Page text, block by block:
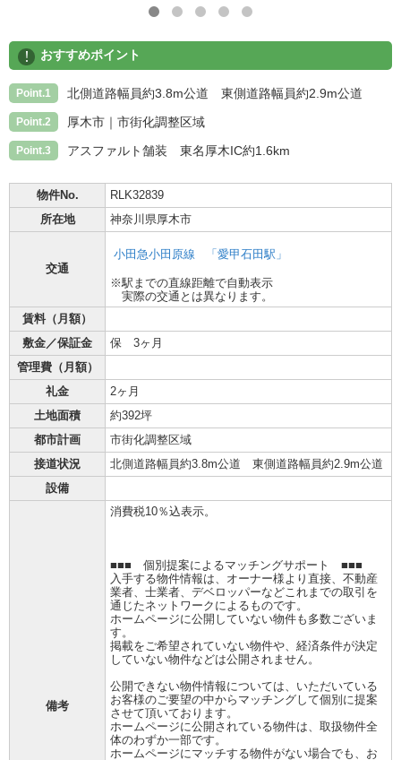
! おすすめポイント
Point.1 北側道路幅員約3.8m公道 東側道路幅員約2.9m公道
Point.2 厚木市｜市街化調整区域
Point.3 アスファルト舗装 東名厚木IC約1.6km
物件No.
RLK32839
所在地
神奈川県厚木市
交通
小田急小田原線 「愛甲石田駅」
※駅までの直線距離で自動表示
実際の交通とは異なります。
賃料（月額）
敷金／保証金
保 3ヶ月
管理費（月額）
礼金
2ヶ月
土地面積
約392坪
都市計画
市街化調整区域
接道状況
北側道路幅員約3.8m公道 東側道路幅員約2.9m公道
設備
備考
消費税10％込表示。
■■■ 個別提案によるマッチングサポート ■■■
入手する物件情報は、オーナー様より直接、不動産
業者、士業者、デベロッパーなどこれまでの取引を
通じたネットワークによるものです。
ホームページに公開していない物件も多数ございま
す。
掲載をご希望されていない物件や、経済条件が決定
していない物件などは公開されません。
公開できない物件情報については、いただいている
お客様のご要望の中からマッチングして個別に提案
させて頂いております。
ホームページに公開されている物件は、取扱物件全
体のわずか一部です。
ホームページにマッチする物件がない場合でも、お